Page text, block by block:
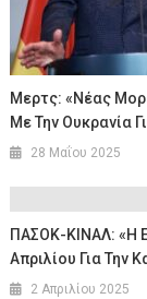
Μερτς: «Νέας
Με Την Ουκρανία
28 Μαΐου 2025
ΠΑΣΟΚ-ΚΙΝΑΛ: «Η
Απριλίου Για Την
2 Απριλίου 2025